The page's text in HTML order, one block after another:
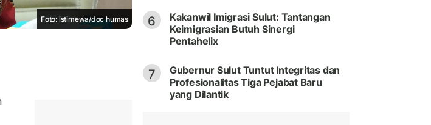
Foto: istimewa/doc humas 6
Kakanwil Imigrasi Sulut: Tantangan
Keimigrasian Butuh Sinergi
Pentahelix
7
Gubernur Sulut Tuntut Integritas dan
Profesionalitas Tiga Pejabat Baru
yang Dilantik